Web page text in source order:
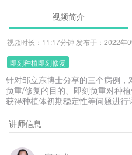
视频简介
视频时长：11:17分钟 发布于：2022年
即刻种植即刻修复
针对邹立东博士分享的三个病例
负重/修复的目的、即刻负重对种
获得种植体初期稳定性等问题进行
讲师信息